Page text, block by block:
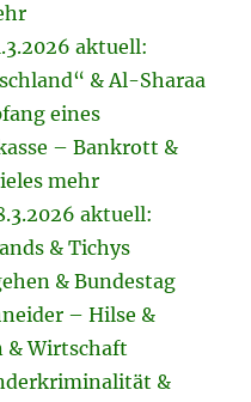
aktuell:
& Al-Sharaa
eines
– Bankrott &
mehr
aktuell:
& Tichys
& Bundestag
– Hilse &
& Wirtschaft
&